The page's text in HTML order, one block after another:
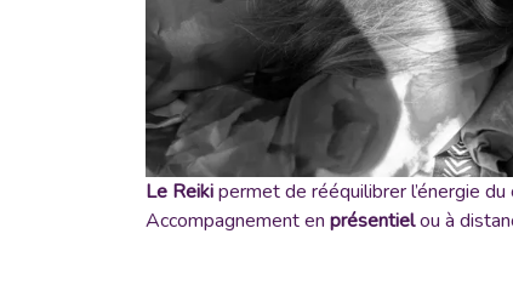
Le Reikipermet de rééquilibrer l’énergie
Accompagnement en présentielou à